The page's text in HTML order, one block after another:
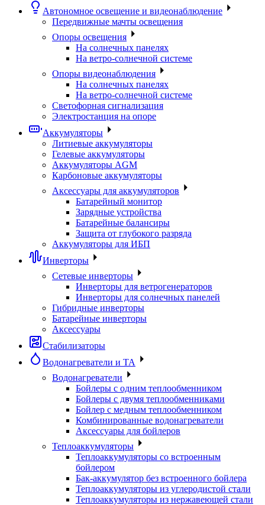
Автономное освещение и видеонаблюдение
Передвижные мачты освещения
Опоры освещения
На солнечных панелях
На ветро-солнечной системе
Опоры видеонаблюдения
На солнечных панелях
На ветро-солнечной системе
Светофорная сигнализация
Электростанция на опоре
Аккумуляторы
Литиевые аккумуляторы
Гелевые аккумуляторы
Аккумуляторы AGM
Карбоновые аккумуляторы
Аксессуары для аккумуляторов
Батарейный монитор
Зарядные устройства
Батарейные балансиры
Защита от глубокого разряда
Аккумуляторы для ИБП
Инверторы
Сетевые инверторы
Инверторы для ветрогенераторов
Инверторы для солнечных панелей
Гибридные инверторы
Батарейные инверторы
Аксессуары
Стабилизаторы
Водонагреватели и ТА
Водонагреватели
Бойлеры с одним теплообменником
Бойлеры с двумя теплообменниками
Бойлер с медным теплообменником
Комбинированные водонагреватели
Аксессуары для бойлеров
Теплоаккумуляторы
Теплоаккумуляторы со встроенным
бойлером
Бак-аккумулятор без встроенного бойлера
Теплоаккумуляторы из углеродистой стали
Теплоаккумуляторы из нержавеющей стали